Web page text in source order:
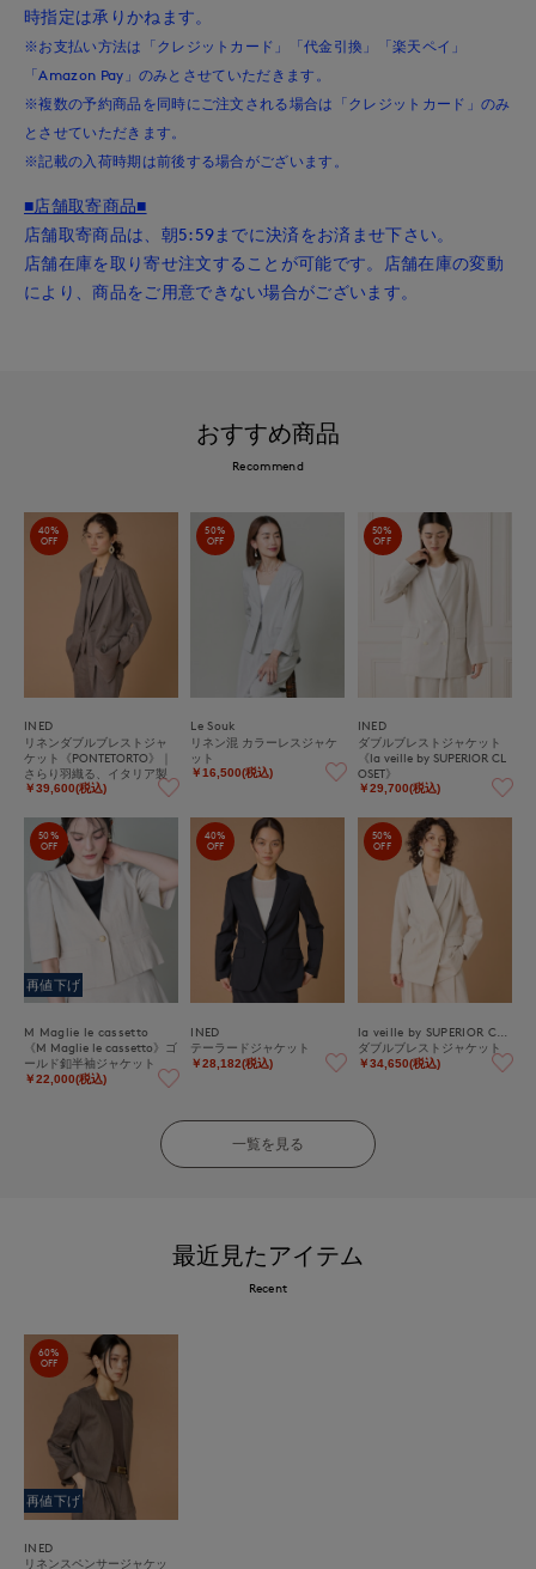
時指定は承りかねます。
※お支払い方法は「クレジットカード」「代金引換」「楽天ペイ」
「Amazon Pay」のみとさせていただきます。
※複数の予約商品を同時にご注文される場合は「クレジットカード」のみ
とさせていただきます。
※記載の入荷時期は前後する場合がございます。
■店舗取寄商品■
店舗取寄商品は、朝5:59までに決済をお済ませ下さい。
店舗在庫を取り寄せ注文することが可能です。店舗在庫の変動
により、商品をご用意できない場合がございます。
おすすめ商品
Recommend
40%
OFF
INED
リネンダブルブレストジャ
ケット《PONTETORTO》｜
さらり羽織る、イタリア製
上質リネンのこなれダブル
￥39,600(税込)
50%
OFF
Le Souk
リネン混 カラーレスジャケ
ット
￥16,500(税込)
50%
OFF
INED
ダブルブレストジャケット
《la veille by SUPERIOR CL
OSET》
￥29,700(税込)
50%
OFF
再値下げ
M Maglie le cassetto
《M Maglie le cassetto》ゴ
ールド釦半袖ジャケット
￥22,000(税込)
40%
OFF
INED
テーラードジャケット
￥28,182(税込)
50%
OFF
ダブルブレストジャケット
￥34,650(税込)
一覧を見る
最近見たアイテム
Recent
60%
OFF
再値下げ
INED
リネンスペンサージャケッ